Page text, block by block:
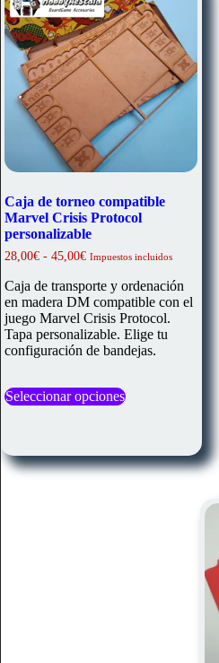
Caja de torneo compatible
Marvel Crisis Protocol
personalizable
28,00€ - 45,00€Rango
precios:
desde
28,00€
hasta
45,00€
Impuestos incluidos
Caja de transporte y ordenación
en madera DM compatible con el
juego Marvel Crisis Protocol.
Tapa personalizable. Elige tu
configuración de bandejas.
Seleccionar opcionesproducto
Las
opciones